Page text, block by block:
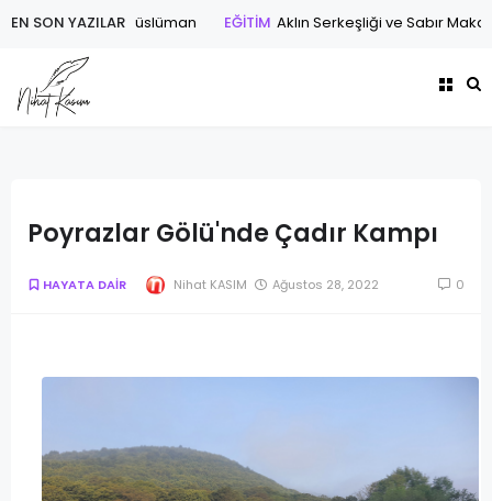
EĞİTİM Aklın Serkeşliği ve Sabır Makamı FELSEFE Yolcu İle
EN SON YAZILAR
Poyrazlar Gölü'nde Çadır Kampı
HAYATA DAİR Nihat KASIM Ağustos 28, 2022 0